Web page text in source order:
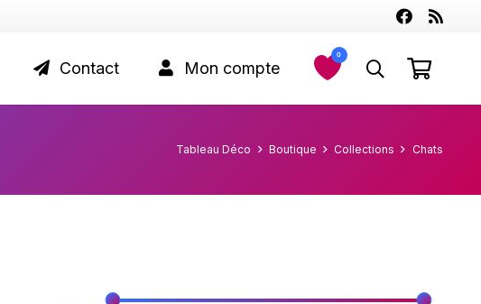
Contact Mon compte
0
Tableau Déco Boutique Collections Chats